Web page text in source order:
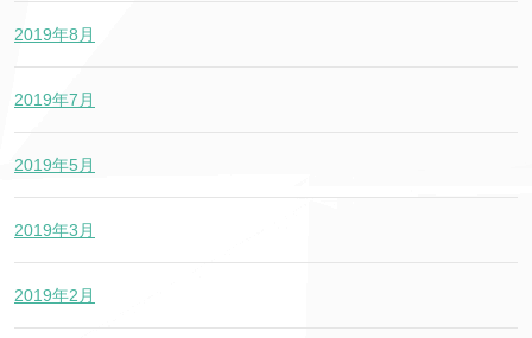
2019年8月
2019年7月
2019年5月
2019年3月
2019年2月